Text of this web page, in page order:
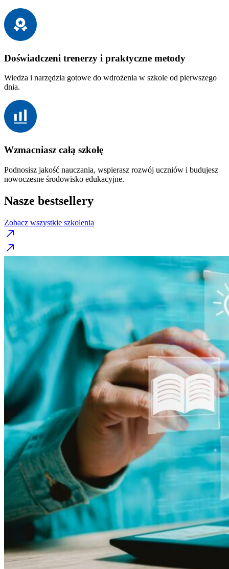
Doświadczeni trenerzy i praktyczne metody
Wiedza i narzędzia gotowe do wdrożenia w szkole od pierwszego
dnia.
Wzmacniasz całą szkołę
Podnosisz jakość nauczania, wspierasz rozwój uczniów i budujesz
nowoczesne środowisko edukacyjne.
Nasze bestsellery
Zobacz wszystkie szkolenia